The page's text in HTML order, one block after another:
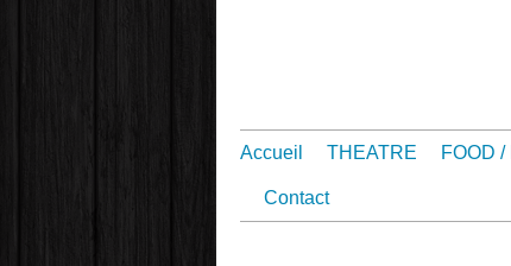
Accueil THEATRE FOOD
Contact